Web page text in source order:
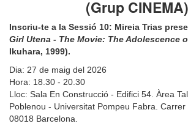
(Grup CINEMA)
Inscriu-te a la Sessió 10: Mireia Trias
Girl Utena - The Movie: The Adolescence
Ikuhara, 1999).
Dia: 27 de maig del 2026
Hora: 18.30 - 20.30
Lloc: Sala En Construcció - Edifici 54. Àrea
Poblenou - Universitat Pompeu Fabra. Carrer
08018 Barcelona.